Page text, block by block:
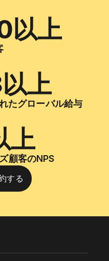
以上
上
たグローバル給与
上
顧客のNPS
する